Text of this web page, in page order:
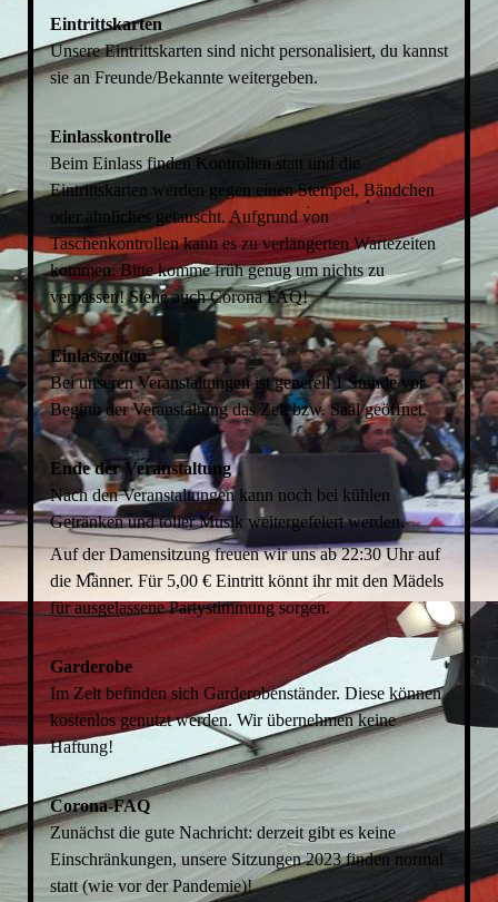
Eintrittskarten
Unsere Eintrittskarten sind nicht personalisiert, du kannst
sie an Freunde/Bekannte weitergeben.
Einlasskontrolle
Beim Einlass finden Kontrollen statt und die
Eintrittskarten werden gegen einen Stempel, Bändchen
oder ähnliches getauscht. Aufgrund von
Taschenkontrollen kann es zu verlängerten Wartezeiten
kommen. Bitte komme früh genug um nichts zu
verpassen! Siehe auch Corona FAQ!
Einlasszeiten
Bei unseren Veranstaltungen ist generell 1 Stunde vor
Beginn der Veranstaltung das Zelt bzw. Saal geöffnet.
Ende der Veranstaltung
Nach den Veranstaltungen kann noch bei kühlen
Getränken und toller Musik weitergefeiert werden.
Auf der Damensitzung freuen wir uns ab 22:30 Uhr auf
die Männer. Für 5,00 € Eintritt könnt ihr mit den Mädels
für ausgelassene Partystimmung sorgen.
Garderobe
Im Zelt befinden sich Garderobenständer. Diese können
kostenlos genutzt werden. Wir übernehmen keine
Haftung!
Corona-FAQ
Zunächst die gute Nachricht: derzeit gibt es keine
Einschränkungen, unsere Sitzungen 2023 finden normal
statt (wie vor der Pandemie)!